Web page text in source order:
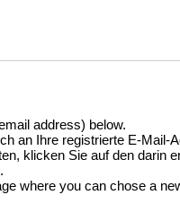
address) below.
an Ihre registrierte E-Mail-
klicken Sie auf den darin
where you can chose a